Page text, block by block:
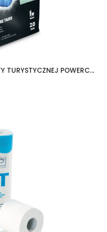
DOMETIC TABLETKI DO TOALETY TURYSTYCZNEJ POWERCARE TABS 20 SZTUK